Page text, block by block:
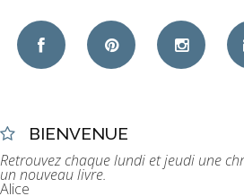
BIENVENUE
Retrouvez chaque lundi et jeudi une
un nouveau livre.
Alice